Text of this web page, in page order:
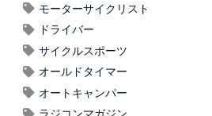
モーターサイクリスト
ドライバー
サイクルスポーツ
オールドタイマー
オートキャンパー